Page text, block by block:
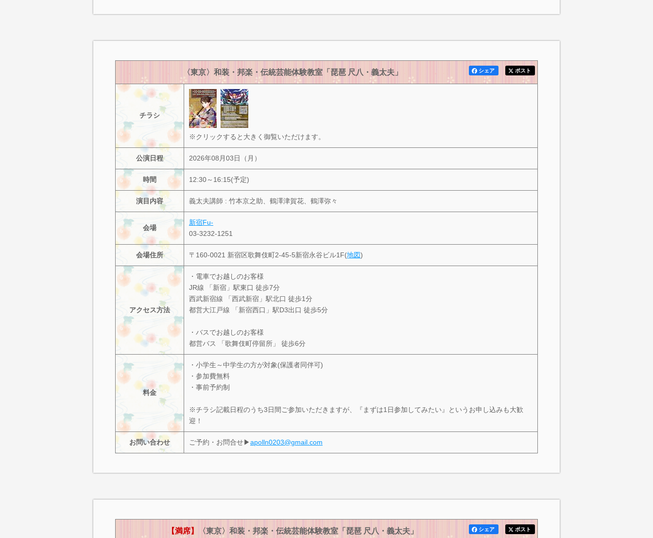
シェア ポスト
〈東京〉和装・邦楽・伝統芸能体験教室「琵琶 尺八・義太夫」
チラシ
※クリックすると大きく御覧いただけます。
公演日程 2026年08月03日（月）
時間 12:30～16:15(予定)
演目内容 義太夫講師 : 竹本京之助、鶴澤津賀花、鶴澤弥々
会場
新宿Fu-
03-3232-1251
会場住所 〒160-0021 新宿区歌舞伎町2-45-5新宿永谷ビル1F(地図)
アクセス方法
・電車でお越しのお客様
JR線 「新宿」駅東口 徒歩7分
西武新宿線 「西武新宿」駅北口 徒歩1分
都営大江戸線 「新宿西口」駅D3出口 徒歩5分
・バスでお越しのお客様
都営バス 「歌舞伎町停留所」 徒歩6分
料金
・小学生～中学生の方が対象(保護者同伴可)
・参加費無料
・事前予約制
※チラシ記載日程のうち3日間ご参加いただきますが、『まずは1日参加してみたい』というお申し込みも大歓
迎！
お問い合わせ ご予約・お問合せ▶apolln0203@gmail.com
シェア ポスト
【満席】 〈東京〉和装・邦楽・伝統芸能体験教室「琵琶 尺八・義太夫」